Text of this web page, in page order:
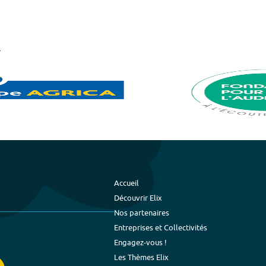
Accueil
Découvrir Elix
Nos partenaires
Entreprises et Collectivités
Engagez-vous !
Les Thèmes Elix